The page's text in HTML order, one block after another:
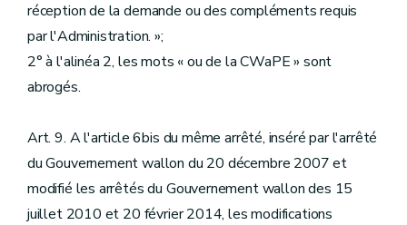
réception de la demande ou des compléments requis
par l'Administration. »;
2° à l'alinéa 2, les mots « ou de la CWaPE » sont
abrogés.
Art. 9. A l'article 6bis du même arrêté, inséré par l'arrêté
du Gouvernement wallon du 20 décembre 2007 et
modifié les arrêtés du Gouvernement wallon des 15
juillet 2010 et 20 février 2014, les modifications